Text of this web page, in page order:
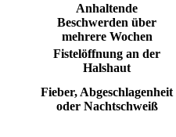
Anhaltende
Beschwerden über
mehrere Wochen
Fistelöffnung an der
Halshaut
Fieber, Abgeschlagenheit
oder Nachtschweiß